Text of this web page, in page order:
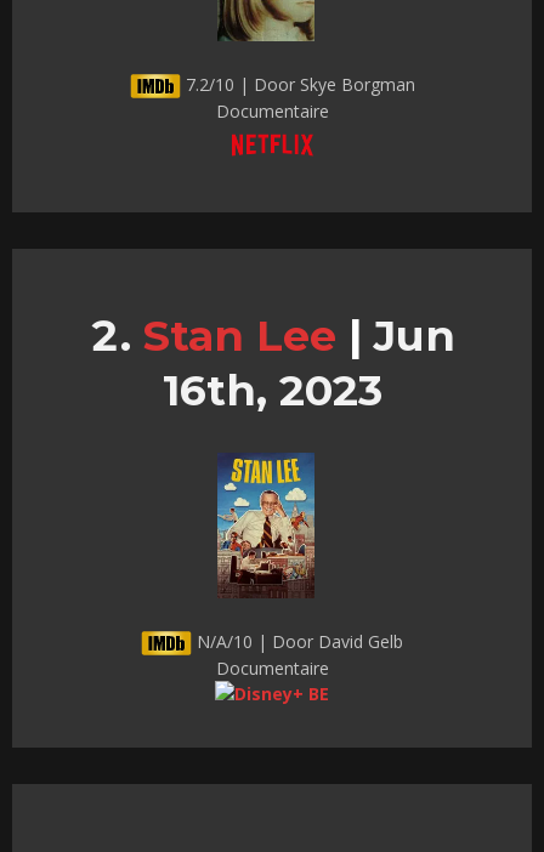
7.2/10 | Door Skye Borgman
Documentaire
Stan Lee | Jun
16th, 2023
N/A/10 | Door David Gelb
Documentaire